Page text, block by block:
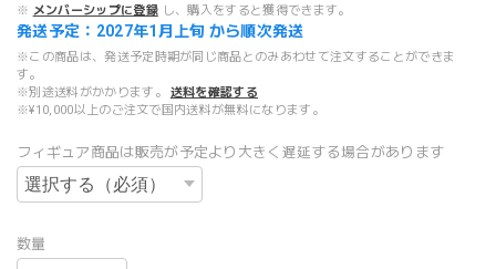
※ メンバーシップに登録 し、購入をすると獲得できます。
発送予定：2027年1月上旬 から順次発送
※この商品は、発送予定時期が同じ商品とのみあわせて注文することができま
す。
※別途送料がかかります。
送料を確認する
※¥10,000以上のご注文で国内送料が無料になります。
フィギュア商品は販売が予定より大きく遅延する場合があります
数量